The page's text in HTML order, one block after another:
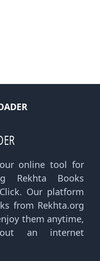
online tool for
Rekhta Books
Our platform
from Rekhta.org
them anytime,
an internet